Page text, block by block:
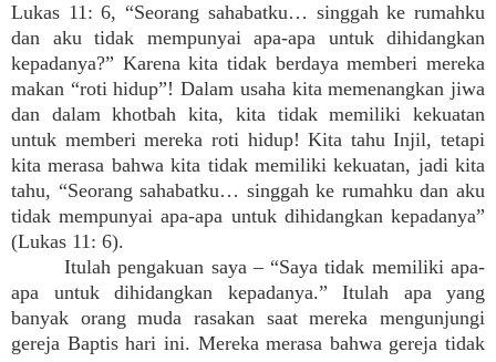
Lukas 11: 6, “Seorang sahabatku… singgah ke rumahku
dan aku tidak mempunyai apa-apa untuk dihidangkan
kepadanya?” Karena kita tidak berdaya memberi mereka
makan “roti hidup”! Dalam usaha kita memenangkan jiwa
dan dalam khotbah kita, kita tidak memiliki kekuatan
untuk memberi mereka roti hidup! Kita tahu Injil, tetapi
kita merasa bahwa kita tidak memiliki kekuatan, jadi kita
tahu, “Seorang sahabatku… singgah ke rumahku dan aku
tidak mempunyai apa-apa untuk dihidangkan kepadanya”
(Lukas 11: 6).
Itulah pengakuan saya – “Saya tidak memiliki apa-
apa untuk dihidangkan kepadanya.” Itulah apa yang
banyak orang muda rasakan saat mereka mengunjungi
gereja Baptis hari ini. Mereka merasa bahwa gereja tidak